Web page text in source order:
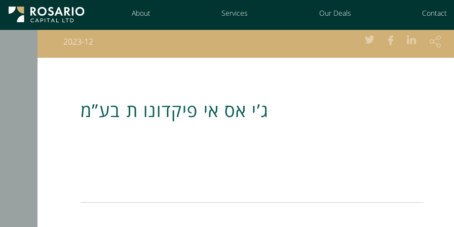
Skip
Content
About Services Our Deals Contact
2023-12
ג’י אס אי פיקדונו ת בע”מ